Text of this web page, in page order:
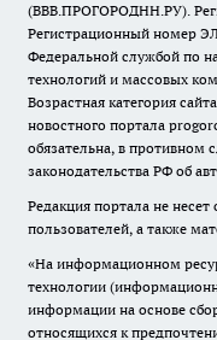
(ВВВ.ПРОГОРОДНН.РУ).
Регистрационный номер ЭЛ
Федеральной службой по
технологий и массовых
Возрастная категория
новостного портала
обязательна, в противном
законодательства РФ об
Редакция портала не
пользователей, а также
«На информационном
технологии
информации на основе
относящихся к